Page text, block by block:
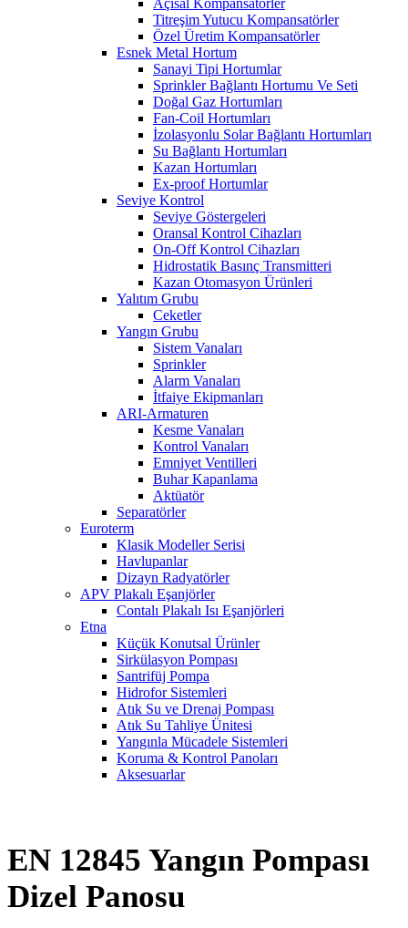
Açısal Kompansatörler
Titreşim Yutucu Kompansatörler
Özel Üretim Kompansatörler
Esnek Metal Hortum
Sanayi Tipi Hortumlar
Sprinkler Bağlantı Hortumu Ve Seti
Doğal Gaz Hortumları
Fan-Coil Hortumları
İzolasyonlu Solar Bağlantı Hortumları
Su Bağlantı Hortumları
Kazan Hortumları
Ex-proof Hortumlar
Seviye Kontrol
Seviye Göstergeleri
Oransal Kontrol Cihazları
On-Off Kontrol Cihazları
Hidrostatik Basınç Transmitteri
Kazan Otomasyon Ürünleri
Yalıtım Grubu
Ceketler
Yangın Grubu
Sistem Vanaları
Sprinkler
Alarm Vanaları
İtfaiye Ekipmanları
ARI-Armaturen
Kesme Vanaları
Kontrol Vanaları
Emniyet Ventilleri
Buhar Kapanlama
Aktüatör
Separatörler
Euroterm
Klasik Modeller Serisi
Havlupanlar
Dizayn Radyatörler
APV Plakalı Eşanjörler
Contalı Plakalı Isı Eşanjörleri
Etna
Küçük Konutsal Ürünler
Sirkülasyon Pompası
Santrifüj Pompa
Hidrofor Sistemleri
Atık Su ve Drenaj Pompası
Atık Su Tahliye Ünitesi
Yangınla Mücadele Sistemleri
Koruma & Kontrol Panoları
Aksesuarlar
EN 12845 Yangın Pompası
Dizel Panosu